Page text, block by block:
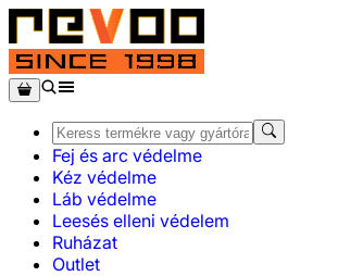
Fej és arc védelme
Kéz védelme
Láb védelme
Leesés elleni védelem
Ruházat
Outlet